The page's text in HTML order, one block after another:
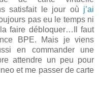
satisfait le jour où j’ai
pas eu le temps ni
faire débloquer…Il faut
BPE. Mais je viens
en commander une
attendre un peu pour
et me passer de carte